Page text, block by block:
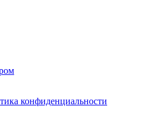
конфиденциальности